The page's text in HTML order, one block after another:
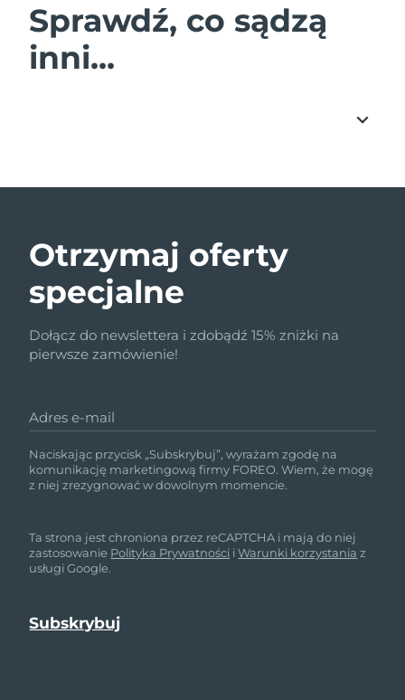
Sprawdź, co sądzą
inni...
Otrzymaj oferty
specjalne
Dołącz do newslettera i zdobądź 15% zniżki na
pierwsze zamówienie!
Adres e-mail
Naciskając przycisk „Subskrybuj”, wyrażam zgodę na
komunikację marketingową firmy FOREO. Wiem, że mogę
z niej zrezygnować w dowolnym momencie.
Ta strona jest chroniona przez reCAPTCHA i mają do niej
zastosowanie Polityka Prywatności iWarunki korzystania z
usługi Google.